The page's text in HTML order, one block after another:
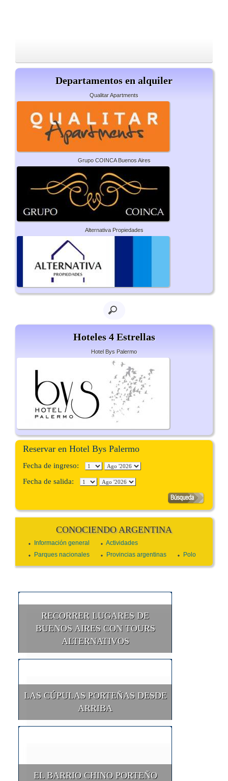
Departamentos en alquiler
Qualitar Apartments
Grupo COINCA Buenos Aires
Alternativa Propiedades
Hoteles 4 Estrellas
Hotel Bys Palermo
Reservar en Hotel Bys Palermo
Fecha de ingreso:
Fecha de salida:
CONOCIENDO ARGENTINA
Información general
Actividades
Parques nacionales
Provincias argentinas Polo
RECORRER LUGARES DE
BUENOS AIRES CON TOURS
ALTERNATIVOS
LAS CÚPULAS PORTEÑAS DESDE
ARRIBA
EL BARRIO CHINO PORTEÑO